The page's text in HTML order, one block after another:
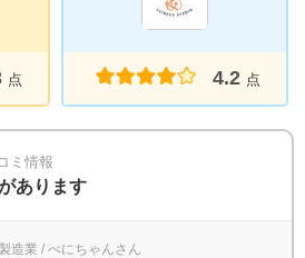
点 4.2 点
ミ情報
あります
造業 / べにちゃんさん